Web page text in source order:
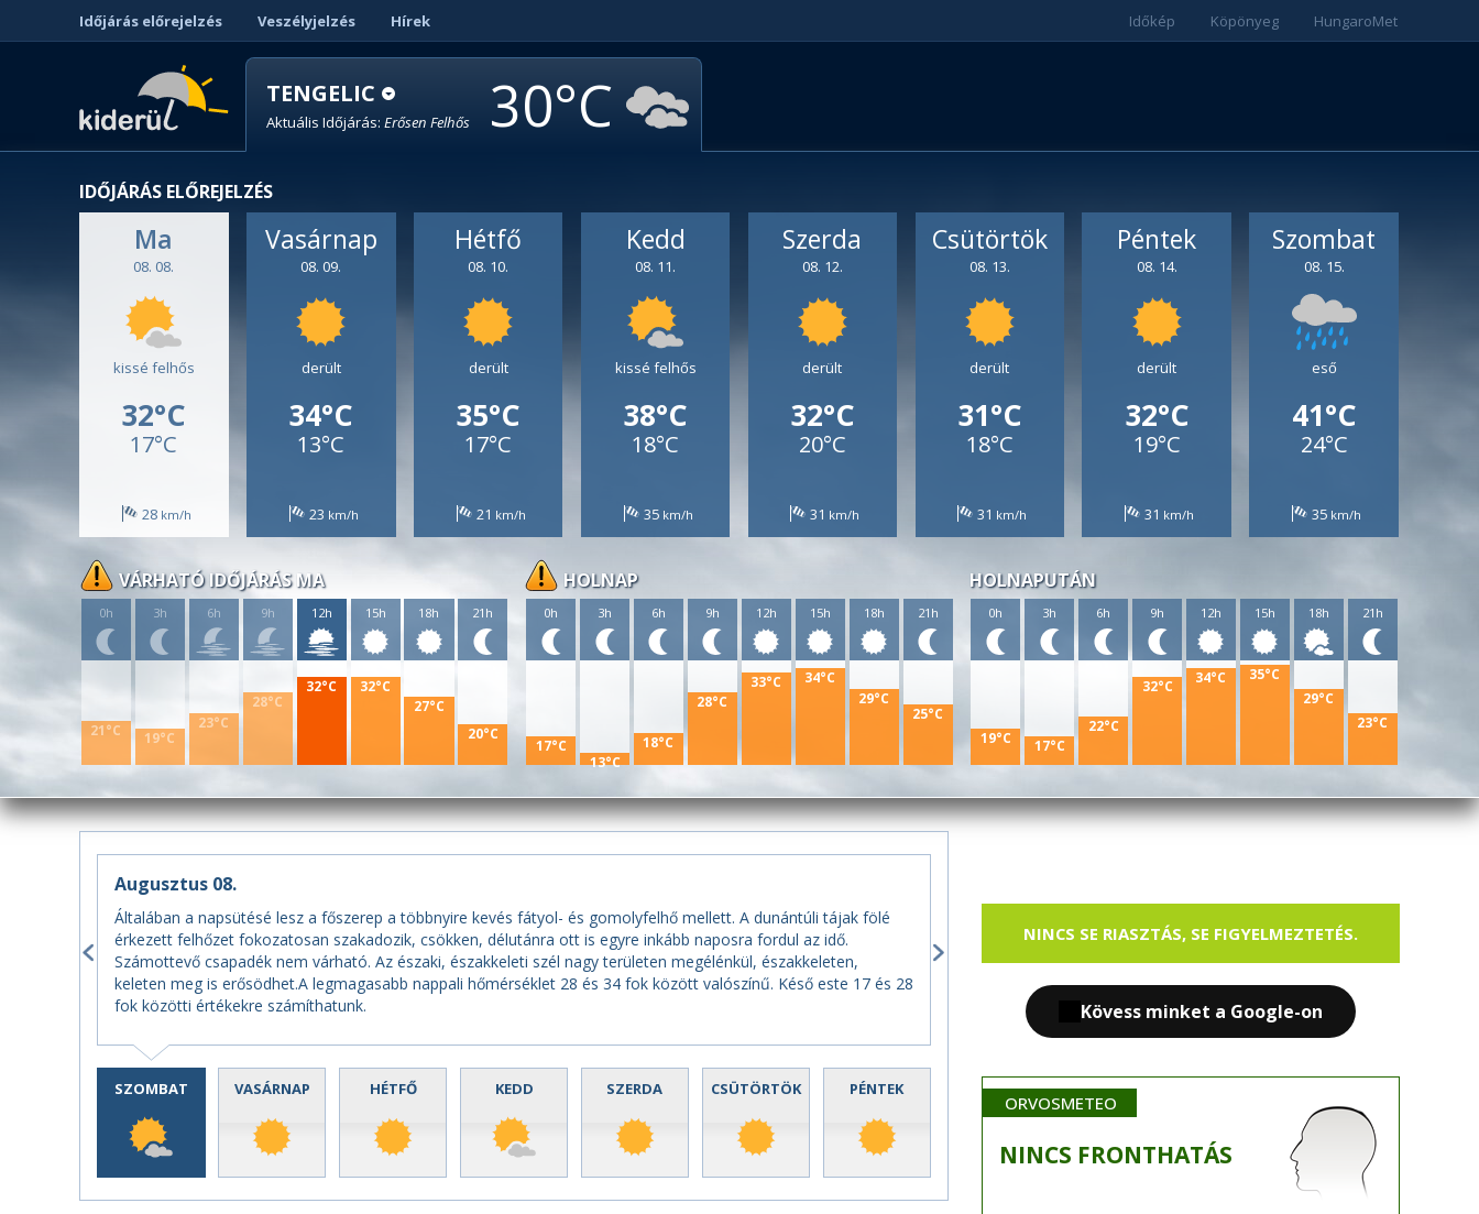
Időjárás előrejelzés Veszélyjelzés Hírek HungaroMet
Köpönyeg
Időkép
TENGELIC
Aktuális Időjárás: Erősen Felhős 30
IDŐJÁRÁS ELŐREJELZÉS
Ma
08. 08.
kissé felhős
32°C
17°C
28
Vasárnap
08. 09.
derült
34°C
13°C
23
Hétfő
08. 10.
derült
35°C
17°C
21
Kedd
08. 11.
kissé felhős
38°C
18°C
35
Szerda
08. 12.
derült
32°C
20°C
31
Csütörtök
08. 13.
derült
31°C
18°C
31
Péntek
08. 14.
derült
32°C
19°C
31
Szombat
08. 15.
eső
41°C
24°C
35
VÁRHATÓ IDŐJÁRÁS MA
0h
21°C
3h
19°C
6h
23°C
9h
28°C
12h
32°C
15h
32°C
18h
27°C
21h
20°C
HOLNAP
0h
17°C
3h
13°C
6h
18°C
9h
28°C
12h
33°C
15h
34°C
18h
29°C
21h
25°C
HOLNAPUTÁN
0h
19°C
3h
17°C
6h
22°C
9h
32°C
12h
34°C
15h
35°C
18h
29°C
21h
23°C
Augusztus 08.
Általában a napsütésé lesz a főszerep a többnyire kevés fátyol- és gomolyfelhő mellett. A dunántúli tájak fölé
érkezett felhőzet fokozatosan szakadozik, csökken, délutánra ott is egyre inkább naposra fordul az idő.
Számottevő csapadék nem várható. Az északi, északkeleti szél nagy területen megélénkül, északkeleten,
keleten meg is erősödhet.A legmagasabb nappali hőmérséklet 28 és 34 fok között valószínű. Késő este 17 és 28
fok közötti értékekre számíthatunk.
SZOMBAT VASÁRNAP HÉTFŐ KEDD SZERDA CSÜTÖRTÖK PÉNTEK
NINCS SE RIASZTÁS, SE FIGYELMEZTETÉS.
Kövess minket a Google-on
ORVOSMETEO
NINCS FRONTHATÁS